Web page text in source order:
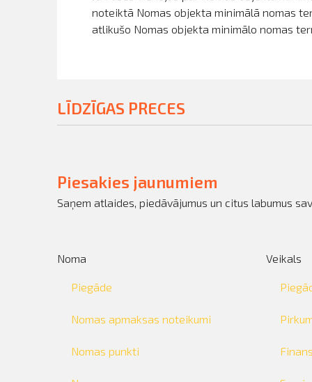
noteiktā Nomas objekta minimālā nomas
atlikušo Nomas objekta minimālo nomas
LĪDZĪGAS PRECES
Piesakies jaunumiem
Saņem atlaides, piedāvājumus un citus labumus
Noma
Piegāde
Nomas apmaksas noteikumi
Nomas punkti
Veikals